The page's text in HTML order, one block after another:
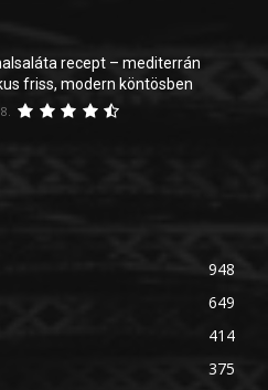
recept – mediterrán
friss, modern köntösben
948
649
414
375